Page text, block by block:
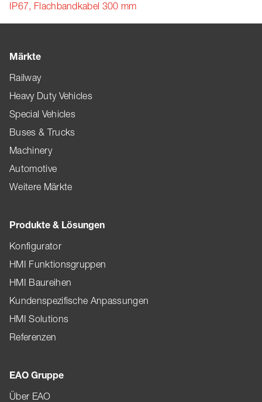
IP67, Flachbandkabel 300 mm
Märkte
Railway
Heavy Duty Vehicles
Special Vehicles
Buses & Trucks
Machinery
Automotive
Weitere Märkte
Produkte & Lösungen
Konfigurator
HMI Funktionsgruppen
HMI Baureihen
Kundenspezifische Anpassungen
HMI Solutions
Referenzen
EAO Gruppe
Über EAO